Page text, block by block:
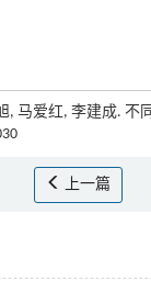
, 马爱红, 李建成. 不
上一篇